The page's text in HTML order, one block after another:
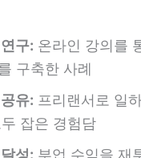
구: 온라인 강의를
구축한 사례
유: 프리랜서로 일
잡은 경험담
성: 부업 수익을 재